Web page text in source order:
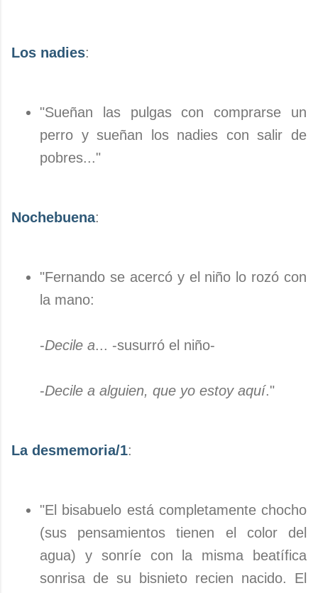
Los nadies:
"Sueñan las pulgas con comprarse un
perro y sueñan los nadies con salir de
pobres..."
Nochebuena:
"Fernando se acercó y el niño lo rozó con
la mano:
-Decile a... -susurró el niño-
-Decile a alguien, que yo estoy aquí."
La desmemoria/1:
"El bisabuelo está completamente chocho
(sus pensamientos tienen el color del
agua) y sonríe con la misma beatífica
sonrisa de su bisnieto recien nacido. El